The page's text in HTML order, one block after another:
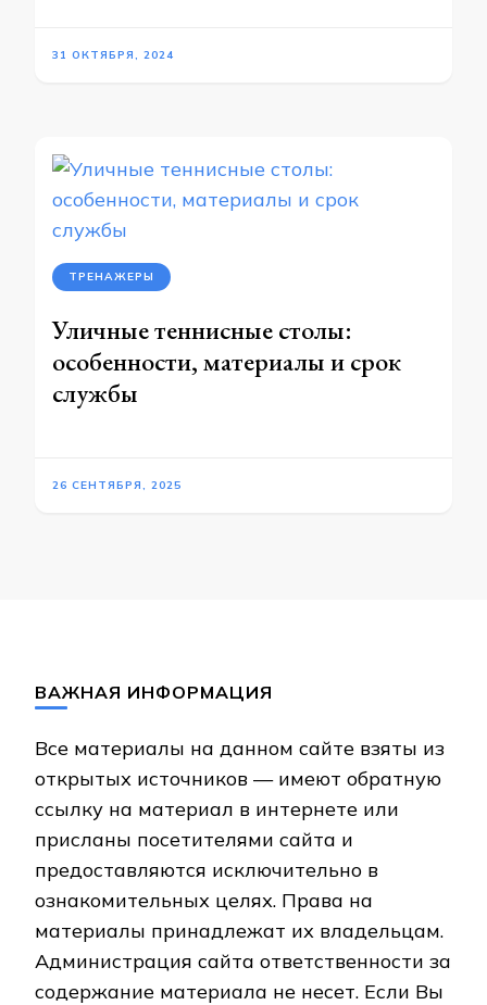
31 ОКТЯБРЯ, 2024
ТРЕНАЖЕРЫ
Уличные теннисные столы:
особенности, материалы и срок
службы
26 СЕНТЯБРЯ, 2025
ВАЖНАЯ ИНФОРМАЦИЯ
Все материалы на данном сайте взяты из
открытых источников — имеют обратную
ссылку на материал в интернете или
присланы посетителями сайта и
предоставляются исключительно в
ознакомительных целях. Права на
материалы принадлежат их владельцам.
Администрация сайта ответственности за
содержание материала не несет. Если Вы